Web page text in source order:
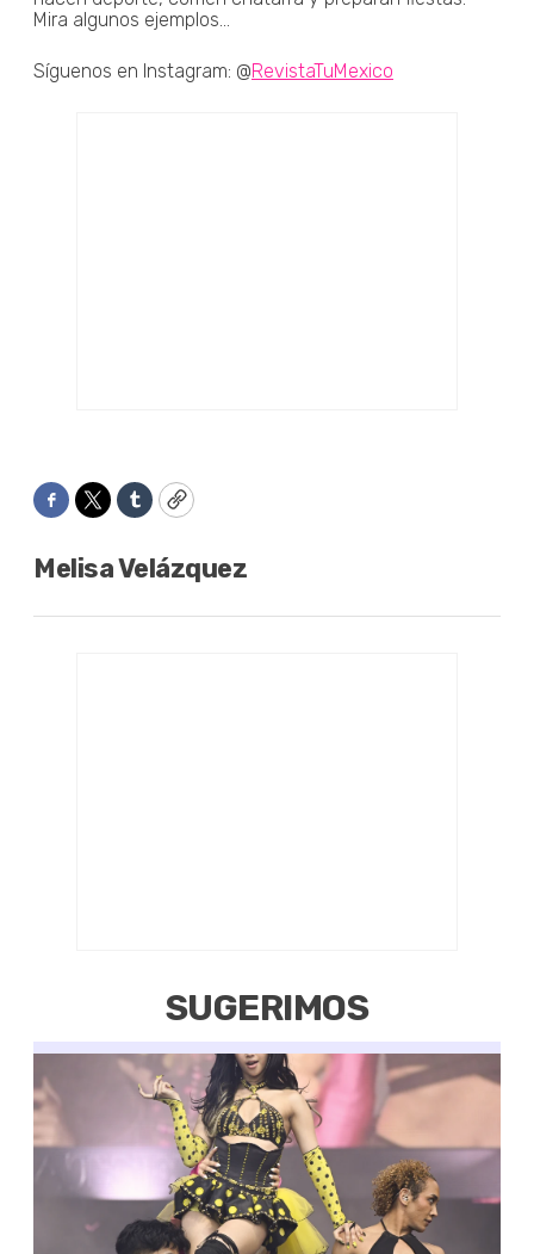
Mira algunos ejemplos...
Síguenos en Instagram: @RevistaTuMexico
Facebook
TwitterTumblrCopy
Melisa Velázquez
SUGERIMOS